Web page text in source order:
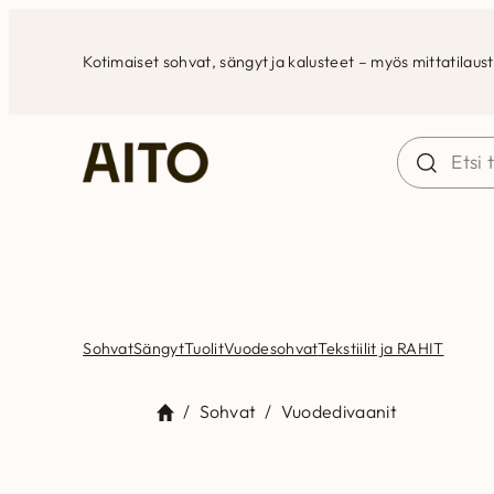
Kotimaiset sohvat, sängyt ja kalusteet – myös
SohvatSängytTuolitVuodesohvatTekstiilit ja RAHIT
/ Sohvat / Vuodedivaanit